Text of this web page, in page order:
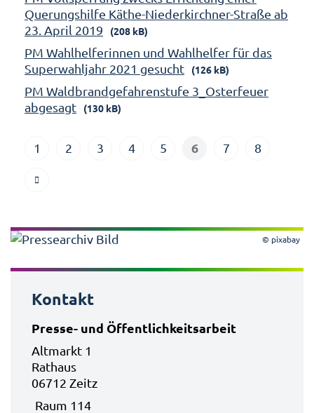
Querungshilfe Käthe-Niederkirchner-Straße ab
23. April 2019
(208 kB)
PM Wahlhelferinnen und Wahlhelfer für das
Superwahljahr 2021 gesucht
(126 kB)
PM Waldbrandgefahrenstufe 3_Osterfeuer
abgesagt
(130 kB)
1 2 3 4 5 6 7 8
© pixabay
Kontakt
Presse- und Öffentlichkeitsarbeit
Altmarkt 1
Rathaus
06712 Zeitz
Raum 114